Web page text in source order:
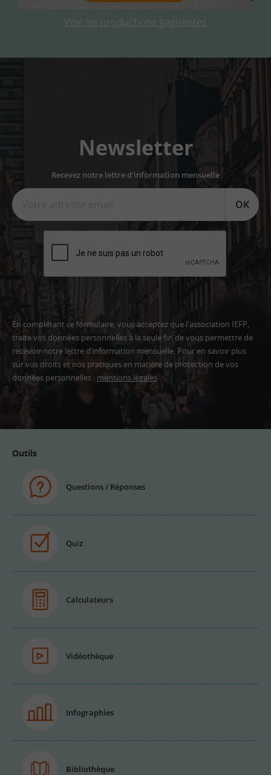
Voir les productions gagnantes
Newsletter
Recevez notre lettre d'information mensuelle
OK
En complétant ce formulaire, vous acceptez que l'association IEFP,
traite vos données personnelles à la seule fin de vous permettre de
recevoir notre lettre d’information mensuelle. Pour en savoir plus
sur vos droits et nos pratiques en matière de protection de vos
données personnelles : mentions légales
Adresse
Outils
Questions / Réponses
Quiz
Calculateurs
Vidéothèque
Infographies
Bibliothèque